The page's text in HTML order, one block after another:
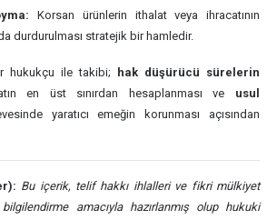
Korsan ürünlerin ithalat veya ihracatının
durdurulması stratejik bir hamledir.
hukukçu ile takibi;
hak düşürücü sürelerin
en üst sınırdan hesaplanması ve usul
yaratıcı emeğin korunması açısından
Bu içerik, telif hakkı ihlalleri ve fikri mülkiyet
amacıyla hazırlanmış olup hukuki